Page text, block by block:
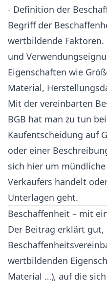
- Definition der
Begriff der
wertbildende Faktoren.
und
Eigenschaften wie
Material,
Mit der vereinbarten
BGB hat man zu tun
Kaufentscheidung auf
oder einer
sich hier um mündliche
Verkäufers handelt
Unterlagen geht.
Beschaffenheit – mit
Der Beitrag erklärt gut,
wertbildenden
Material …), auf die